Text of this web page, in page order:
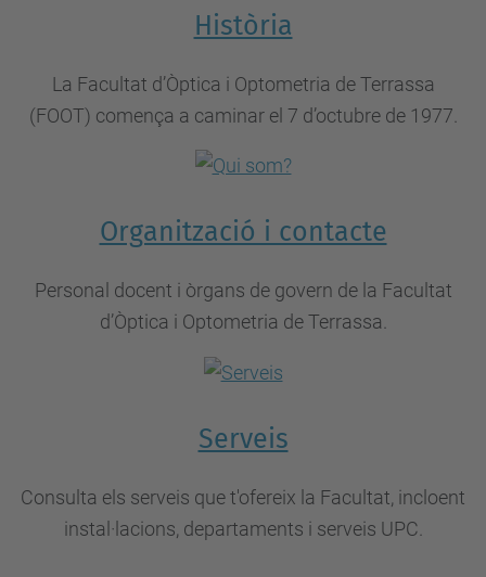
Història
La Facultat d’Òptica i Optometria de Terrassa
(FOOT) comença a caminar el 7 d’octubre de 1977.
Organització i contacte
Personal docent i òrgans de govern de la Facultat
d’Òptica i Optometria de Terrassa.
Serveis
Consulta els serveis que t'ofereix la Facultat, incloent
instal·lacions, departaments i serveis UPC.